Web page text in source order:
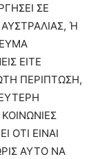
ΣΕ
Ή
ΕΙΤΕ
ΠΕΡΙΠΤΩΣΗ,
ΟΤΙ ΕΙΝΑΙ
ΑΥΤΟ ΝΑ